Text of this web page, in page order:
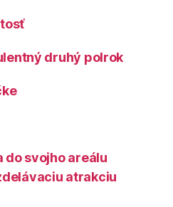
druhý polrok
do svojho areálu
atrakciu